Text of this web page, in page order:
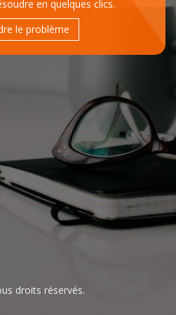
en quelques clics.
le problème
droits réservés.